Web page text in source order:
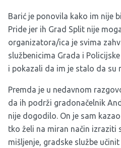
Barić je ponovila kako im nije
Pride jer ih Grad Split nije
organizatora/ica je svima
službenicima Grada i
i pokazali da im je stalo da su
Premda je u nedavnom
da ih podrži gradonačelnik
nije dogodilo. On je sam
tko želi na miran način izraziti
mišljenje, gradske službe